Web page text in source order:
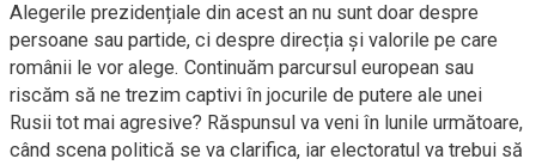
Alegerile prezidențiale din acest an nu sunt doar despre
persoane sau partide, ci despre direcția și valorile pe care
românii le vor alege. Continuăm parcursul european sau
riscăm să ne trezim captivi în jocurile de putere ale unei
Rusii tot mai agresive? Răspunsul va veni în lunile următoare,
când scena politică se va clarifica, iar electoratul va trebui să